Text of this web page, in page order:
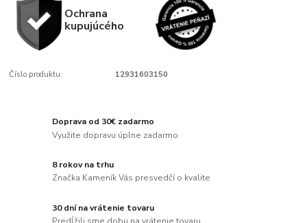
Ochrana
kupujúcého
Číslo produktu: 12931603150
Doprava od 30€ zadarmo
Využite dopravu úplne zadarmo
8 rokov na trhu
Značka Kameník Vás presvedčí o kvalite
30 dní na vrátenie tovaru